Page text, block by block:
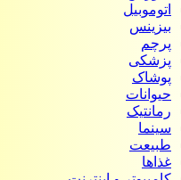
اتوموبیل
بیزینس
پرچم
پزشکی
پوشاک
حیوانات
رمانتیک
سینما
طبیعت
غذاها